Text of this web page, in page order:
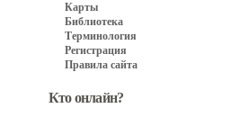
Карты
Библиотека
Терминология
Регистрация
Правила сайта
Кто онлайн?